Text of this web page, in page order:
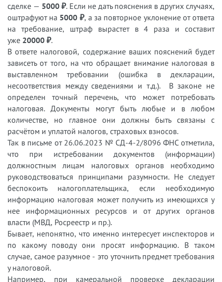
сделке — 5000 ₽. Если не дать пояснения в других случаях,
оштрафуют на 5000 ₽, а за повторное уклонение от ответа
на требование, штраф вырастет в 4 раза и составит
уже 20000 ₽.
В ответе налоговой, содержание ваших пояснений будет
зависеть от того, на что обращает внимание налоговая в
выставленном требовании (ошибка в декларации,
несоответствия между сведениями и т.д.). В законе не
определен точный перечень, что может потребовать
налоговая. Документы могут быть любые и в любом
количестве, но главное они должны быть связаны с
расчётом и уплатой налогов, страховых взносов.
Так в письме от 26.06.2023 № СД-4-2/8096 ФНС отметила,
что при истребовании документов (информации)
должностным лицам налоговых органов необходимо
руководствоваться принципами разумности. Не следует
беспокоить налогоплательщика, если необходимую
информацию налоговая может получить из имеющихся у
нее информационных ресурсов и от других органов
власти (МВД, Росреестр и пр.).
Бывает, непонятно, что именно интересует инспекторов и
по какому поводу они просят информацию. В таком
случае, самое разумное - это уточнить предмет требования
у налоговой.
Например, при камеральной проверке декларации